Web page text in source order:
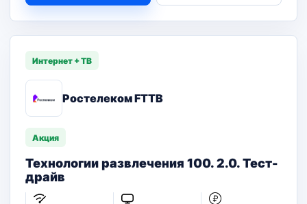
Интернет + ТВ
Ростелеком FTTB
Акция
Технологии развлечения 100. 2.0. Тест-
драйв